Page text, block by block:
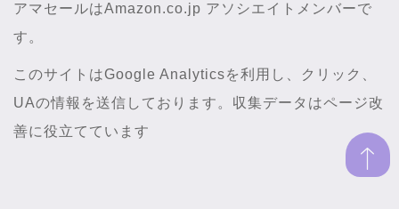
アマセールはAmazon.co.jp アソシエイトメンバーで
す。
このサイトはGoogle Analyticsを利用し、クリック、
UAの情報を送信しております。収集データはページ改
善に役立てています